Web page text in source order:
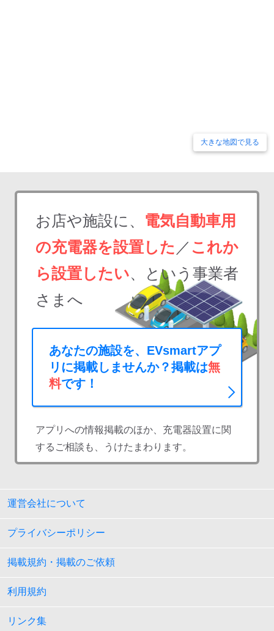
大きな地図で見る
お店や施設に、 電気自動車用
の充電器を設置した ／ これか
ら設置したい、という事業者
さまへ
あなたの施設を、EVsmartアプ
リに掲載しませんか？掲載は無
料です！
アプリへの情報掲載のほか、充電器設置に関
するご相談も、うけたまわります。
運営会社について
プライバシーポリシー
掲載規約・掲載のご依頼
利用規約
リンク集